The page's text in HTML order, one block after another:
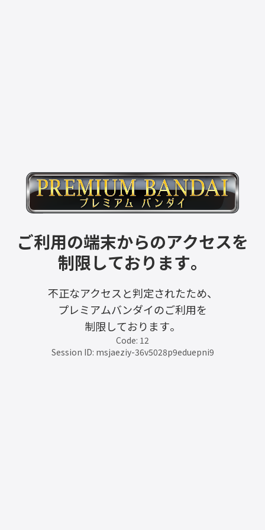
ご利用の端末からのアクセスを
制限しております。
不正なアクセスと判定されたため、
プレミアムバンダイのご利用を
制限しております。
Code: 12
Session ID: msjaeziy-36v5028p9eduepni9